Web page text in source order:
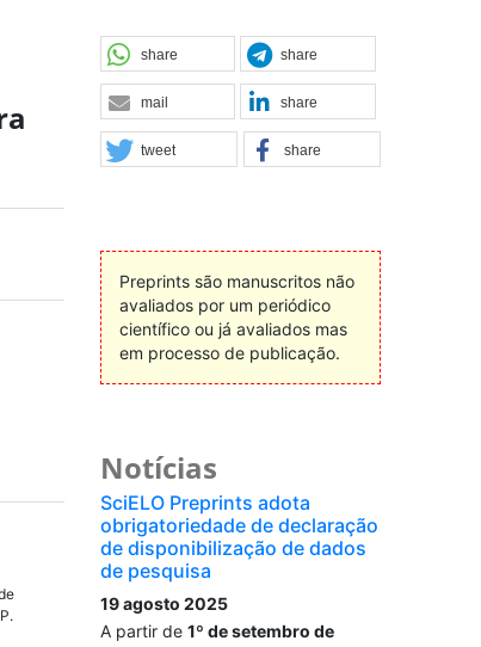
share share
mail share
tweet share
Preprints são manuscritos não
avaliados por um periódico
científico ou já avaliados mas
em processo de publicação.
Notícias
SciELO Preprints adota
obrigatoriedade de declaração
de disponibilização de dados
de pesquisa
19 agosto 2025
A partir de 1º de setembro de